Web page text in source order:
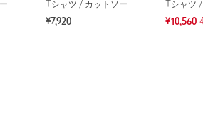
Tシャツ / カットソー
¥7,920
Tシャツ
¥10,560